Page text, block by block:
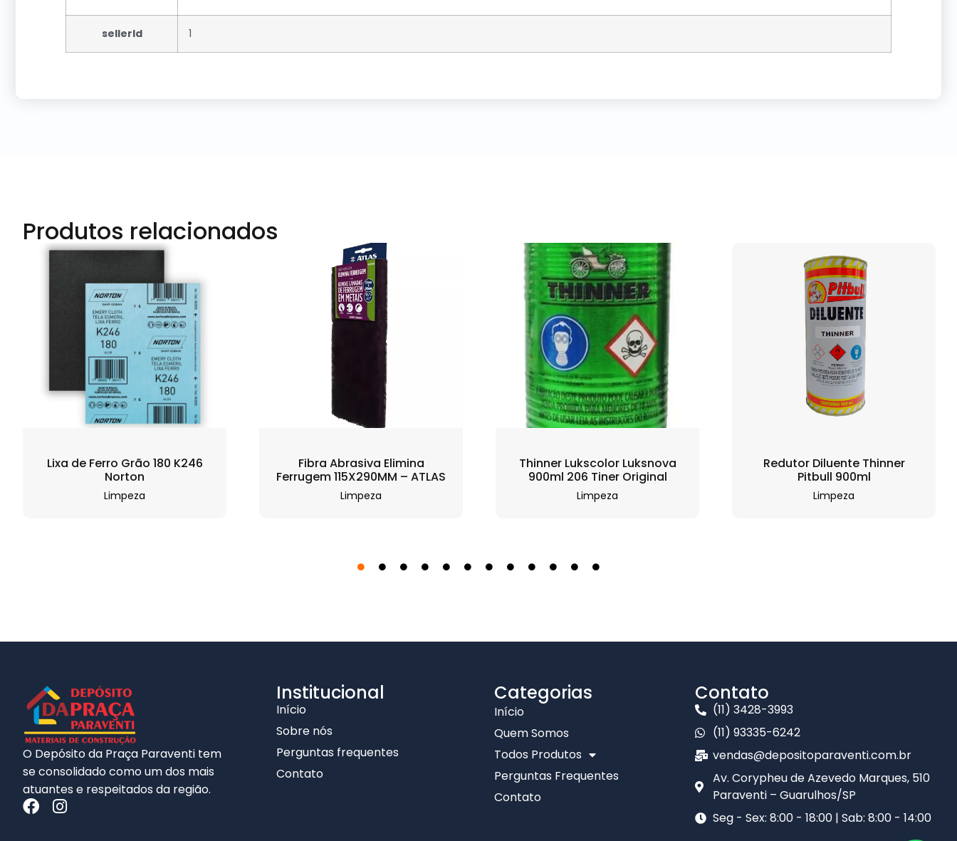
sellerId 1
Produtos relacionados
Lixa de Ferro Grão 180 K246
Norton
Limpeza
Fibra Abrasiva Elimina
Ferrugem 115X290MM – ATLAS
Limpeza
Thinner Lukscolor Luksnova
900ml 206 Tiner Original
Limpeza
Redutor Diluente Thinner
Pitbull 900ml
Limpeza
O Depósito da Praça Paraventi tem
se consolidado como um dos mais
atuantes e respeitados da região.
Institucional
Início
Sobre nós
Perguntas frequentes
Contato
Categorias
Início
Quem Somos
Todos Produtos
Perguntas Frequentes
Contato
Contato
(11) 3428-3993
(11) 93335-6242
vendas@depositoparaventi.com.br
Av. Corypheu de Azevedo Marques, 510
Paraventi – Guarulhos/SP​
Seg - Sex: 8:00 - 18:00 | Sab: 8:00 - 14:00